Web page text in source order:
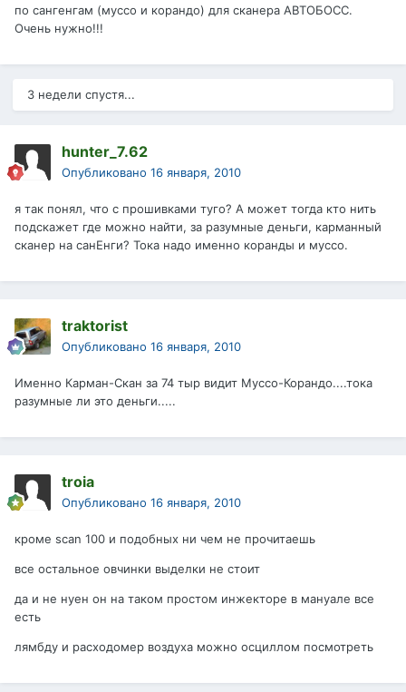
по сангенгам (муссо и корандо) для сканера АВТОБОСС.
Очень нужно!!!
3 недели спустя...
hunter_7.62
Опубликовано 16 января, 2010
я так понял, что с прошивками туго? А может тогда кто нить
подскажет где можно найти, за разумные деньги, карманный
сканер на санЕнги? Тока надо именно коранды и муссо.
traktorist
Опубликовано 16 января, 2010
Именно Карман-Скан за 74 тыр видит Муссо-Корандо....тока
разумные ли это деньги.....
troia
Опубликовано 16 января, 2010
кроме scan 100 и подобных ни чем не прочитаешь
все остальное овчинки выделки не стоит
да и не нуен он на таком простом инжекторе в мануале все
есть
лямбду и расходомер воздуха можно осциллом посмотреть